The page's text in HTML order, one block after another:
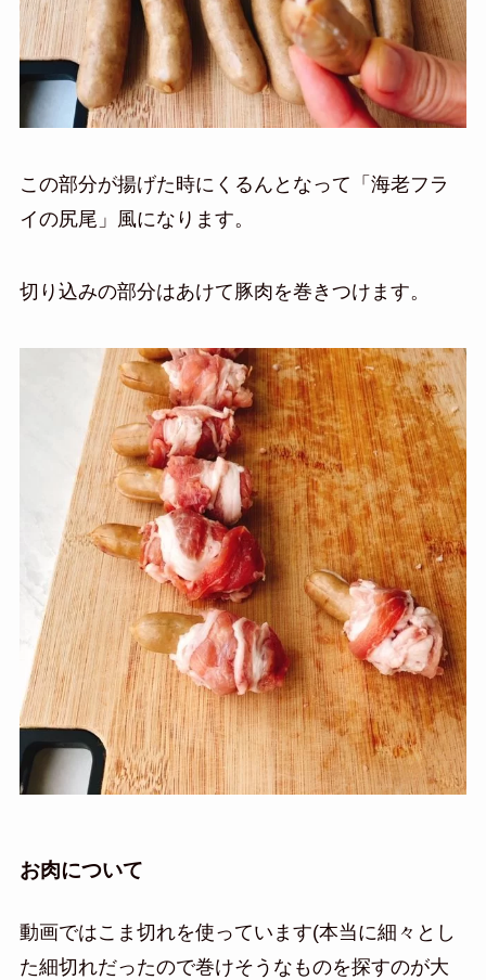
この部分が揚げた時にくるんとなって「海老フラ
イの尻尾」風になります。
切り込みの部分はあけて豚肉を巻きつけます。
お肉について
動画ではこま切れを使っています(本当に細々とし
た細切れだったので巻けそうなものを探すのが大